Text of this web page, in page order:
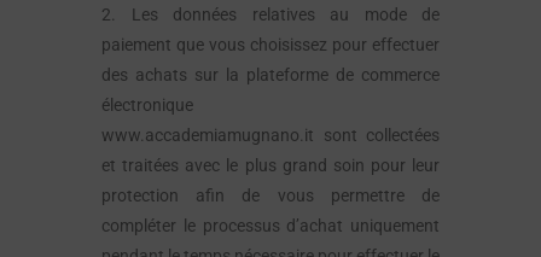
2. Les données relatives au mode de
paiement que vous choisissez pour effectuer
des achats sur la plateforme de commerce
électronique
www.accademiamugnano.it sont collectées
et traitées avec le plus grand soin pour leur
protection afin de vous permettre de
compléter le processus d’achat uniquement